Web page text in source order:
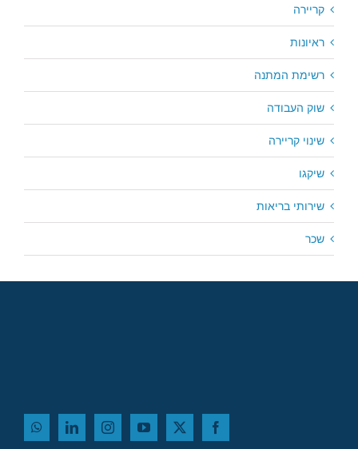
קריירה
ראיונות
רשימת המתנה
שוק העבודה
שינוי קריירה
שיקגו
שירותי בריאות
שכר